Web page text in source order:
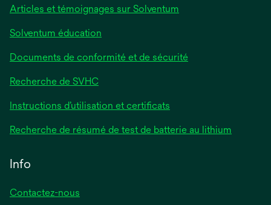
Articles et témoignages sur Solventum
Solventum éducation
Documents de conformité et de sécurité
Recherche de SVHC
Instructions d’utilisation et certificats
Recherche de résumé de test de batterie au lithium
Info
Contactez-nous